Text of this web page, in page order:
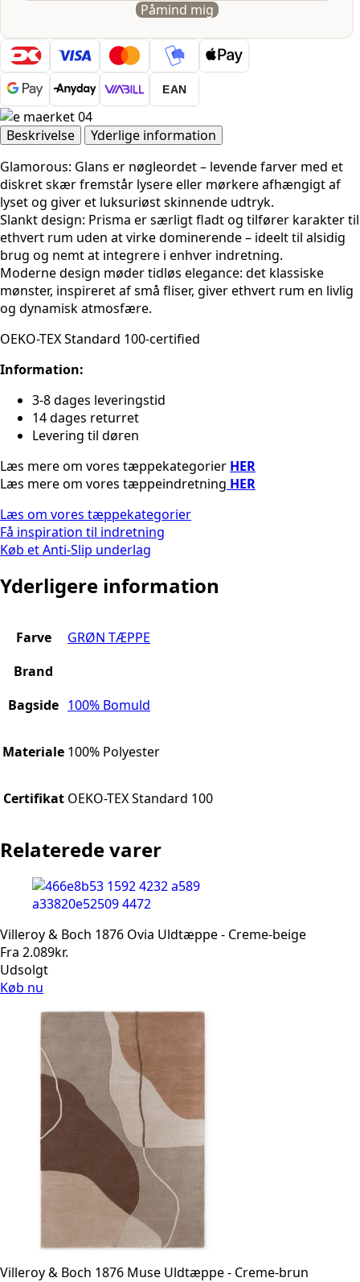
Påmind mig
EAN
Beskrivelse
Yderlige information
Glamorous: Glans er nøgleordet – levende farver med et
diskret skær fremstår lysere eller mørkere afhængigt af
lyset og giver et luksuriøst skinnende udtryk.
Slankt design: Prisma er særligt fladt og tilfører karakter til
ethvert rum uden at virke dominerende – ideelt til alsidig
brug og nemt at integrere i enhver indretning.
Moderne design møder tidløs elegance: det klassiske
mønster, inspireret af små fliser, giver ethvert rum en livlig
og dynamisk atmosfære.
OEKO-TEX Standard 100-certified
Information:
3-8 dages leveringstid
14 dages returret
Levering til døren
Læs mere om vores tæppekategorier HER
Læs mere om vores tæppeindretning HER
Læs om vores tæppekategorier
Få inspiration til indretning
Køb et Anti-Slip underlag
Yderligere information
Farve
GRØN TÆPPE
Brand
Bagside 100% Bomuld
Materiale 100% Polyester
Certifikat OEKO-TEX Standard 100
Relaterede varer
Villeroy & Boch 1876 Ovia Uldtæppe - Creme-beige
Fra 2.089kr.
Udsolgt
Køb nu
Villeroy & Boch 1876 Muse Uldtæppe - Creme-brun